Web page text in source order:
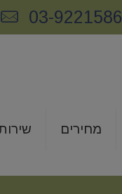
03-9221586
מחירים